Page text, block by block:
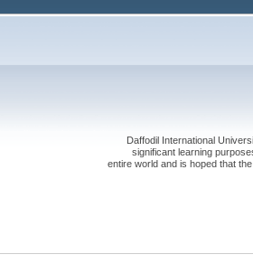
Daffodil International
significant learning
entire world and is hoped that